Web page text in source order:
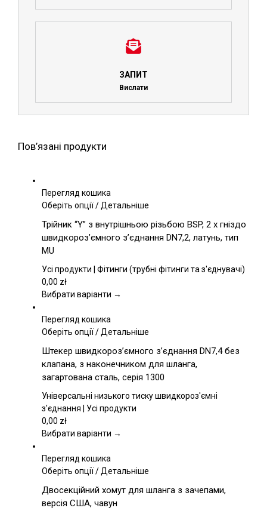
ЗАПИТ
Вислати
Пов’язані продукти
Перегляд кошика
Оберіть опціїЦей
має
кілька
Параметри
вибрати
сторінці
товару
/Детальніше
Трійник “Y” з внутрішньою різьбою BSP, 2 x гніздо
швидкороз’ємного з’єднання DN7,2, латунь, тип
MU
Усі продукти | Фітинги (трубні фітинги та з'єднувачі)
0,00 zł
Вибрати варіанти →
Перегляд кошика
Оберіть опціїЦей
має
кілька
варіантів.
Параметри
можна
на
товару
/Детальніше
Штекер швидкороз’ємного з’єднання DN7,4 без
клапана, з наконечником для шланга,
загартована сталь, серія 1300
Універсальні низького тиску швидкороз'ємні
з'єднання | Усі продукти
0,00 zł
Вибрати варіанти →
Перегляд кошика
Оберіть опціїЦей
має
кілька
/Детальніше
Двосекційний хомут для шланга з зачепами,
версія США, чавун